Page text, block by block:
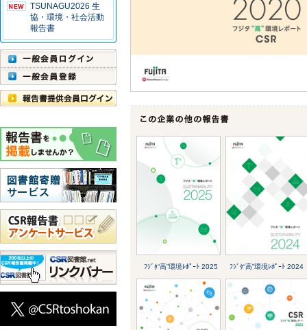
TSUNAGU2026 生
協・環境・社会活動
報告書
ﾌｼﾞﾀ“高”環境ﾚﾎﾟｰﾄ 2025 ﾌｼﾞﾀ“高”環境ﾚﾎﾟｰﾄ 2024